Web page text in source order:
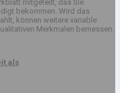
mitgeteilt, das Sie
bekommen. Wird das
können weitere variable
Merkmalen bemessen.
als